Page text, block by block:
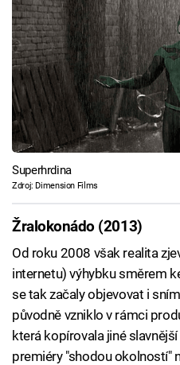
Superhrdina
Zdroj: Dimension Films
Žralokonádo (2013)
Od roku 2008 však realita
internetu) výhybku směrem
se tak začaly objevovat i
původně vzniklo v rámci
která kopírovala jiné
premiéry "shodou okolností"